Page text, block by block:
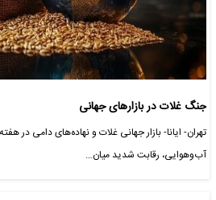
جنگ غلات در بازارهای جهانی
تهران- ایانا- بازار جهانی غلات و نهاده‌های دامی در
آب‌وهوایی، رقابت شدید میان…